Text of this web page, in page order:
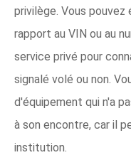
privilège. Vous
rapport au VIN ou au
service privé pour
signalé volé ou non.
d'équipement qui n'a
à son encontre, car il
institution.